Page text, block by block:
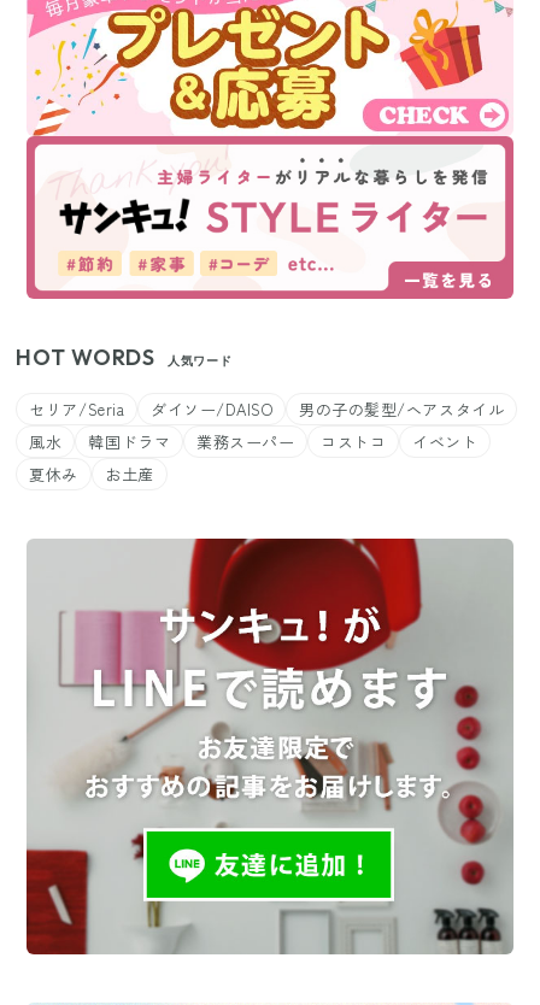
HOT WORDS 人気ワード
セリア/Seria ダイソー/DAISO
男の子の髪型/ヘアスタイル
風水
韓国ドラマ 業務スーパー コストコ
イベント
夏休み
お土産